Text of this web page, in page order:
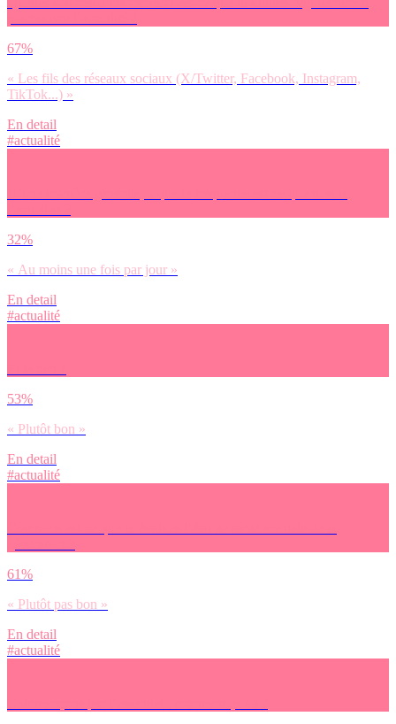
67%
« Les fils des réseaux sociaux (X/Twitter, Facebook, Instagram,
TikTok...) »
En detail
#actualité
32%
« Au moins une fois par jour »
En detail
#actualité
53%
« Plutôt bon »
En detail
#actualité
61%
« Plutôt pas bon »
En detail
#actualité